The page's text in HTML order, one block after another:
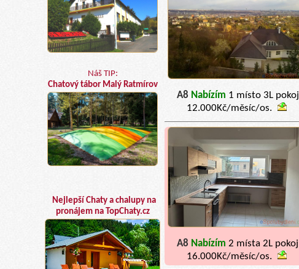
Náš TIP:
Chatový tábor Malý Ratmírov
Nejlepší Chaty a chalupy na
pronájem na TopChaty.cz
A8 Nabízím 1 místo 3L pokoj
12.000Kč/měsíc/os.
A8 Nabízím 2 místa 2L pokoj
16.000Kč/měsíc/os.